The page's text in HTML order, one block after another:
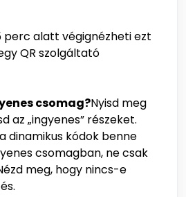
perc alatt végignézheti ezt
QR szolgáltató
csomag?Nyisd meg
az „ingyenes” részeket.
dinamikus kódok benne
csomagban, ne csak
meg, hogy nincs-e